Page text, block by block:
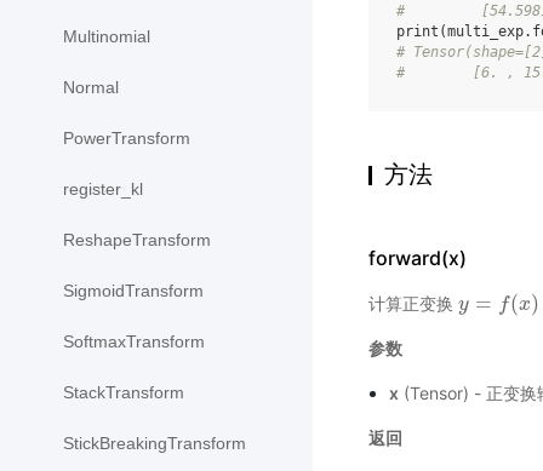
Multinomial
Normal
PowerTransform
register_kl
ReshapeTransform
SigmoidTransform
SoftmaxTransform
StackTransform
StickBreakingTransform
#
print (multi_exp.
#
#        [6. ,
方法
forward(x)
计算正变换 y = f(x)
y=f(x )
参数
x (Tensor) - 正变
返回